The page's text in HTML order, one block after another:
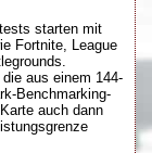
starten mit
Fortnite, League
aus einem 144-
Benchmarking-
auch dann